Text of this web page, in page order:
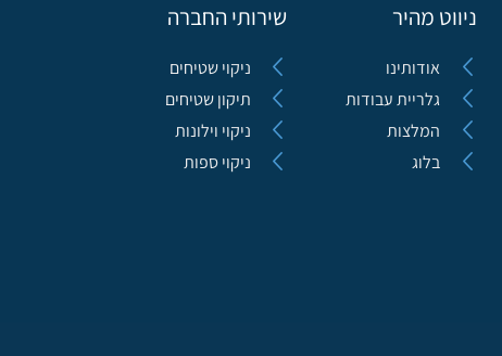
ניווט מהיר
אודותינו
גלריית עבודות
המלצות
בלוג
שירותי החברה
ניקוי שטיחים
תיקון שטיחים
ניקוי וילונות
ניקוי ספות